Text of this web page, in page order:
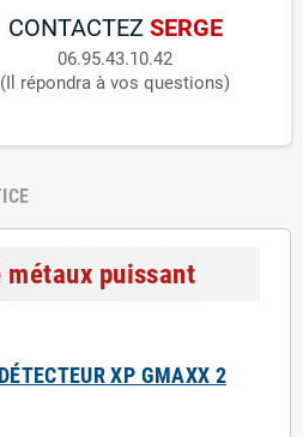
CONTACTEZ SERGE
06.95.43.10.42
(Il répondra à vos questions)
métaux puissant
XP GMAXX 2